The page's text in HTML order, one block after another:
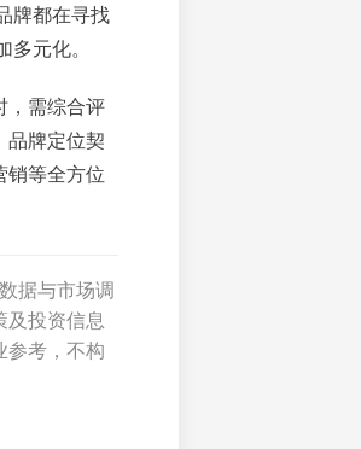
牌都在寻找
元化。
，需综合评
品牌定位契
销等全方位
据与市场调
及投资信息
参考，不构